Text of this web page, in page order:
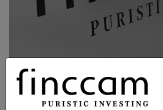
Neues
Mandat für finccam